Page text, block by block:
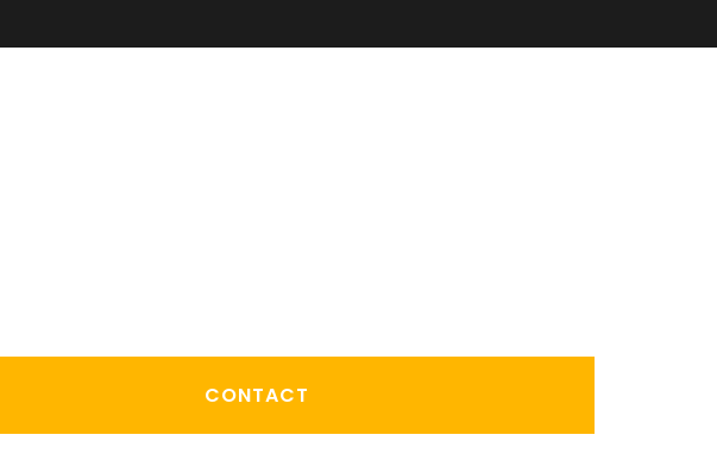
CONTACT